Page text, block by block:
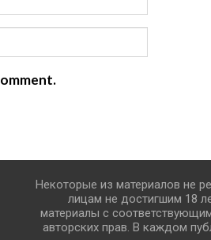
Некоторые из материалов не
лицам не достигшим 18
материалы с
авторских прав. В каждом